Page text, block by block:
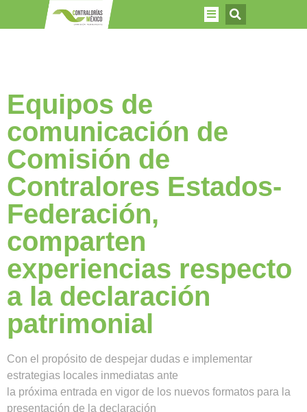
Equipos de
comunicación de
Comisión de
Contralores Estados-
Federación,
comparten
experiencias respecto
a la declaración
patrimonial
Con el propósito de despejar dudas e implementar
estrategias locales inmediatas ante
la próxima entrada en vigor de los nuevos formatos para la
presentación de la declaración